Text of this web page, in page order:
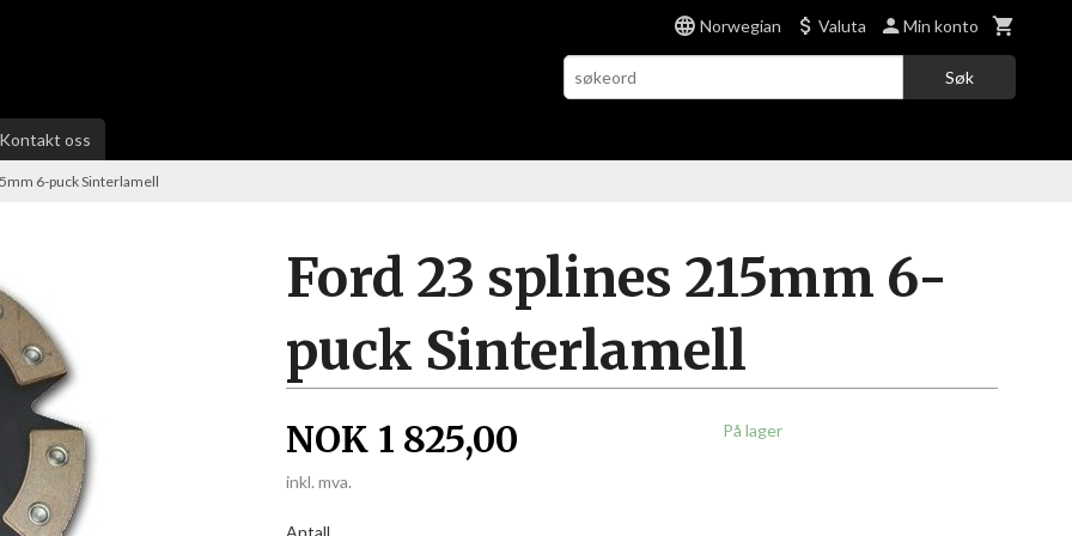
Norwegian Valuta Min konto
Søk
Kontakt oss
6-puck Sinterlamell
Ford 23 splines 215mm 6-
puck Sinterlamell
NOK 1 825,00
inkl. mva.
På lager